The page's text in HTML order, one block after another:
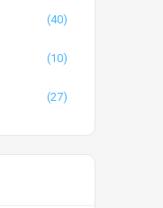
(40)
(10)
(27)